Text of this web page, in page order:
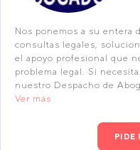
Nos ponemos a su entera
consultas legales,
el apoyo profesional que
problema legal. Si
nuestro Despacho de
Ver más
PIDE